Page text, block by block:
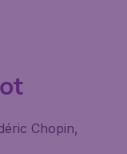
Chopin,